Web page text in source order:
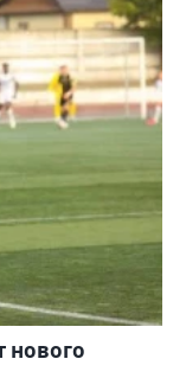
нового